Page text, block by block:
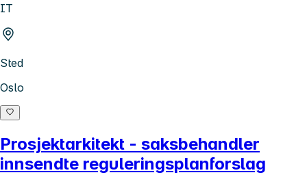
IT
Sted
Oslo
Prosjektarkitekt - saksbehandler
innsendte reguleringsplanforslag